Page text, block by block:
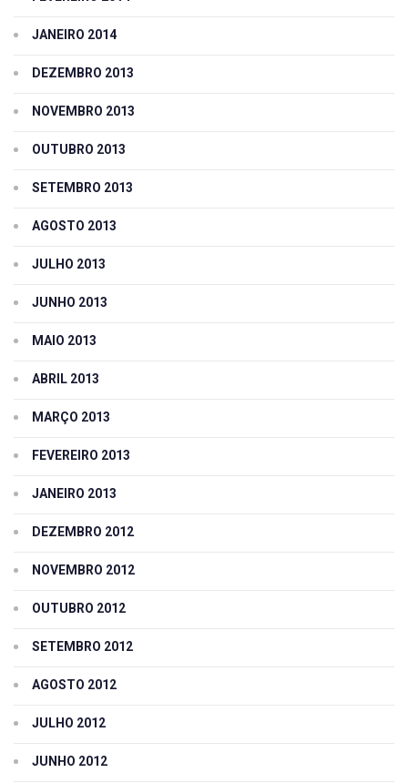
JANEIRO 2014
DEZEMBRO 2013
NOVEMBRO 2013
OUTUBRO 2013
SETEMBRO 2013
AGOSTO 2013
JULHO 2013
JUNHO 2013
MAIO 2013
ABRIL 2013
MARÇO 2013
FEVEREIRO 2013
JANEIRO 2013
DEZEMBRO 2012
NOVEMBRO 2012
OUTUBRO 2012
SETEMBRO 2012
AGOSTO 2012
JULHO 2012
JUNHO 2012